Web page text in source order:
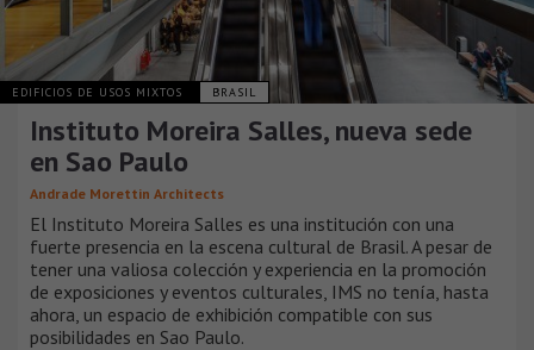
EDIFICIOS DE USOS MIXTOS BRASIL
Instituto Moreira Salles, nueva sede
en Sao Paulo
Andrade Morettin Architects
El Instituto Moreira Salles es una institución con una
fuerte presencia en la escena cultural de Brasil. A pesar de
tener una valiosa colección y experiencia en la promoción
de exposiciones y eventos culturales, IMS no tenía, hasta
ahora, un espacio de exhibición compatible con sus
posibilidades en Sao Paulo.